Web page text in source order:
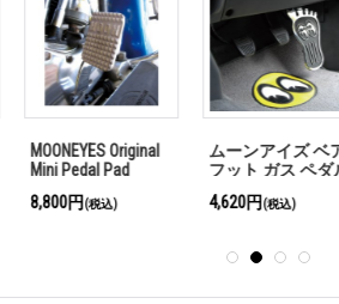
MOONEYES Original
Mini Pedal Pad
8,800円(税込)
ムーンアイズ ベア
フット ガス ペダル
4,620円(税込)